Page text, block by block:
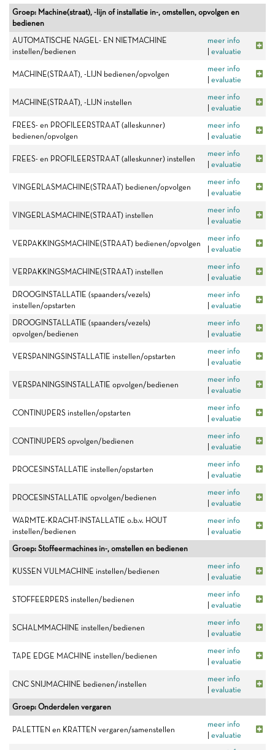
Groep: Machine(straat), -lijn of installatie in-, omstellen, opvolgen en
bedienen
AUTOMATISCHE NAGEL- EN NIETMACHINE
instellen/bedienen
meer info
evaluatie
MACHINE(STRAAT), -LIJN bedienen/opvolgen
meer info
evaluatie
MACHINE(STRAAT), -LIJN instellen
meer info
evaluatie
FREES- en PROFILEERSTRAAT (alleskunner)
bedienen/opvolgen
meer info
evaluatie
FREES- en PROFILEERSTRAAT (alleskunner) instellen
meer info
evaluatie
VINGERLASMACHINE(STRAAT) bedienen/opvolgen
meer info
evaluatie
VINGERLASMACHINE(STRAAT) instellen
meer info
evaluatie
VERPAKKINGSMACHINE(STRAAT) bedienen/opvolgen
meer info
evaluatie
VERPAKKINGSMACHINE(STRAAT) instellen
meer info
evaluatie
DROOGINSTALLATIE (spaanders/vezels)
instellen/opstarten
meer info
evaluatie
DROOGINSTALLATIE (spaanders/vezels)
opvolgen/bedienen
meer info
evaluatie
VERSPANINGSINSTALLATIE instellen/opstarten
meer info
evaluatie
VERSPANINGSINSTALLATIE opvolgen/bedienen
meer info
evaluatie
CONTINUPERS instellen/opstarten
meer info
evaluatie
CONTINUPERS opvolgen/bedienen
meer info
evaluatie
PROCESINSTALLATIE instellen/opstarten
meer info
evaluatie
PROCESINSTALLATIE opvolgen/bedienen
meer info
evaluatie
WARMTE-KRACHT-INSTALLATIE o.b.v. HOUT
instellen/bedienen
meer info
evaluatie
Groep: Stoffeermachines in-, omstellen en bedienen
KUSSEN VULMACHINE instellen/bedienen
meer info
evaluatie
STOFFEERPERS instellen/bedienen
meer info
evaluatie
SCHALMMACHINE instellen/bedienen
meer info
evaluatie
TAPE EDGE MACHINE instellen/bedienen
meer info
evaluatie
CNC SNIJMACHINE bedienen/instellen
meer info
evaluatie
Groep: Onderdelen vergaren
PALETTEN en KRATTEN vergaren/samenstellen
meer info
evaluatie